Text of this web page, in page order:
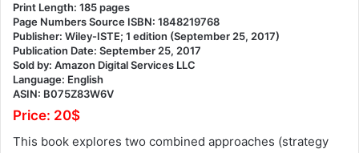
Print Length: 185 pages
Page Numbers Source ISBN: 1848219768
Publisher: Wiley-ISTE; 1 edition (September 25, 2017)
Publication Date: September 25, 2017
Sold by: Amazon Digital Services LLC
Language: English
ASIN: B075Z83W6V
Price: 20$
This book explores two combined approaches (strategy